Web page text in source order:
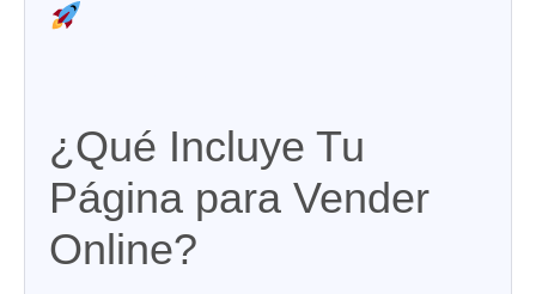
¿Qué Incluye Tu
Página para Vender
Online?